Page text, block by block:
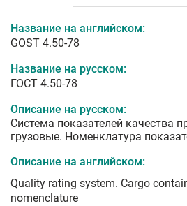
Название на английском:
GOST 4.50-78
Название на русском:
ГОСТ 4.50-78
Описание на русском:
Система показателей качества
грузовые. Номенклатура
Описание на английском:
Quality rating system. Cargo
nomenclature